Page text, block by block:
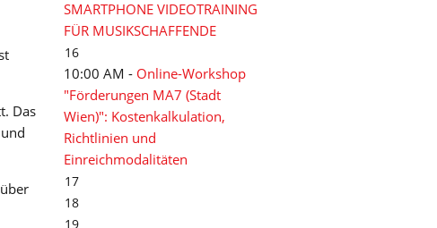
Das
SMARTPHONE VIDEOTRAINING
FÜR MUSIKSCHAFFENDE
16
10:00 AM - Online-Workshop
"Förderungen MA7 (Stadt
Wien)": Kostenkalkulation,
Richtlinien und
Einreichmodalitäten
17
18
19